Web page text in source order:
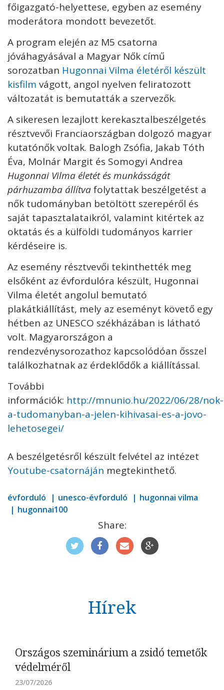
főigazgató-helyettese, egyben az esemény
moderátora mondott bevezetőt.
A program elején az M5 csatorna
jóváhagyásával a Magyar Nők című
sorozatban Hugonnai Vilma életéről készült
kisfilm vágott, angol nyelven feliratozott
változatát is bemutatták a szervezők.
A sikeresen lezajlott kerekasztalbeszélgetés
résztvevői Franciaországban dolgozó magyar
kutatónők voltak. Balogh Zsófia, Jakab Tóth
Éva, Molnár Margit és Somogyi Andrea
Hugonnai Vilma életét és munkásságát
párhuzamba állítvafolytattak beszélgetést a
nők tudományban betöltött szerepéről és
saját tapasztalataikról, valamint kitértek az
oktatás és a külföldi tudományos karrier
kérdéseire is.
Az esemény résztvevői tekinthették meg
elsőként az évfordulóra készült, Hugonnai
Vilma életét angolul bemutató
plakátkiállítást, mely az eseményt követő egy
hétben az UNESCO székházában is látható
volt. Magyarországon a
rendezvénysorozathoz kapcsolódóan ősszel
találkozhatnak az érdeklődők a kiállítással.
További
információk: http://mnunio.hu/2022/06/28/nok-
a-tudomanyban-a-jelen-kihivasai-es-a-jovo-
lehetosegei/
A beszélgetésről készült felvétel az intézet
Youtube-csatornáján megtekinthető.
évforduló unesco-évforduló
hugonnai vilma
hugonnai100
Share:
Hírek
Országos szeminárium a zsidó temetők
védelméről
23/07/2026